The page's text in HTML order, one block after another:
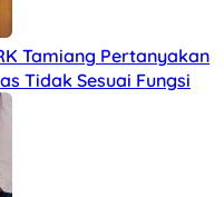
Tamiang Pertanyakan
Tidak Sesuai Fungsi